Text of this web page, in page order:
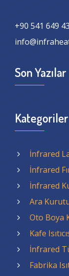
+90 541 649
Son Yazılar
Kategoriler
İnfrared
İnfrared
İnfrared
Ara
Oto Boya
Kafe
İnfrared
Fabrika